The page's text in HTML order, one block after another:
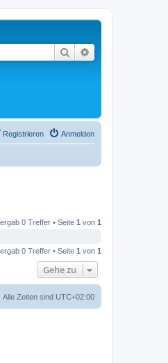
Suche
Anmelden
Registrieren
0 Treffer • Seite 1 von 1
0 Treffer • Seite 1 von 1
Gehe zu
Alle Zeiten sind UTC+02:00